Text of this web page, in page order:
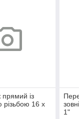
прямий із
різьбою 16 х
1"